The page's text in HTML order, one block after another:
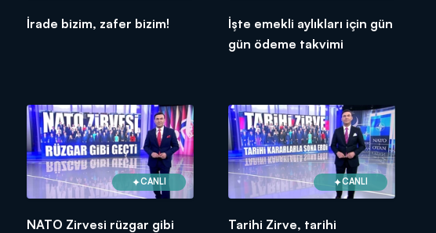
İrade bizim, zafer bizim!
İşte emekli aylıkları için gün
gün ödeme takvimi
CANLI
NATO Zirvesi rüzgar gibi
CANLI
Tarihi Zirve, tarihi